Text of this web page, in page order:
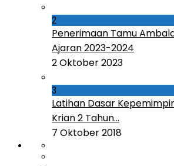
2
Penerimaan Tamu
Ajaran 2023-2024
2 Oktober 2023
3
Latihan Dasar
Krian 2 Tahun...
7 Oktober 2018